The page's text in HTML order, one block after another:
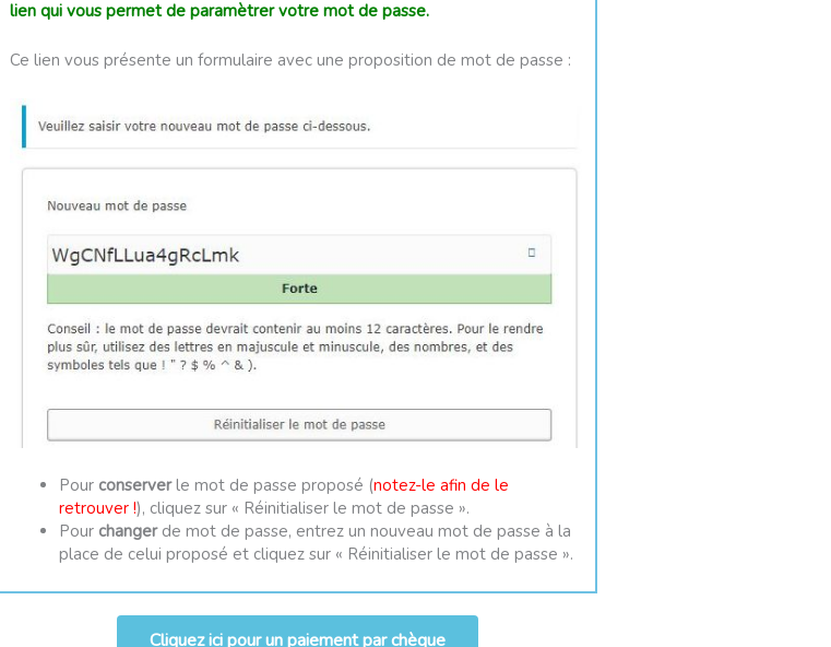
lien qui vous permet de paramètrer votre mot de passe.
Ce lien vous présente un formulaire avec une proposition de mot de passe :
Pour conserverle mot de passe proposé (notez-le afin de le
retrouver !), cliquez sur « Réinitialiser le mot de passe ».
Pour changerde mot de passe, entrez un nouveau mot de passe à la
place de celui proposé et cliquez sur « Réinitialiser le mot de passe ».
Cliquez ici pour un paiement par chèque